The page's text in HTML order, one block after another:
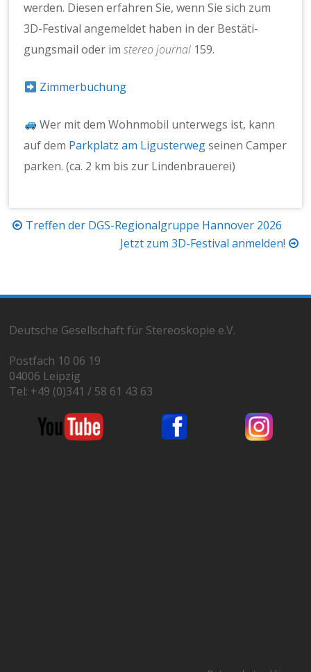
wer­den. Diesen erfahren Sie, wenn Sie sich zum
3D-Fes­ti­val angemeldet haben in der Bestä­ti­
gungs­mail oder imstereo jour­nal 159.
Zim­mer­buchung
Wer mit dem Wohn­mo­bil unter­wegs ist, kann
auf dem Park­platz am Liguster­wegseinen Camper
parken. (ca. 2 km bis zur Lin­den­brauerei)
Beitragsnavigation
Treffen der DGS-Regionalgruppe Hannover 2026
Jetzt zum 3D-Festival anmelden!
Deutsche Gesellschaft für Stereoskopie e.V.
Postfach 10 06 19
04006 Leipzig
Tel: +49 (0)341 / 58 61 43 63